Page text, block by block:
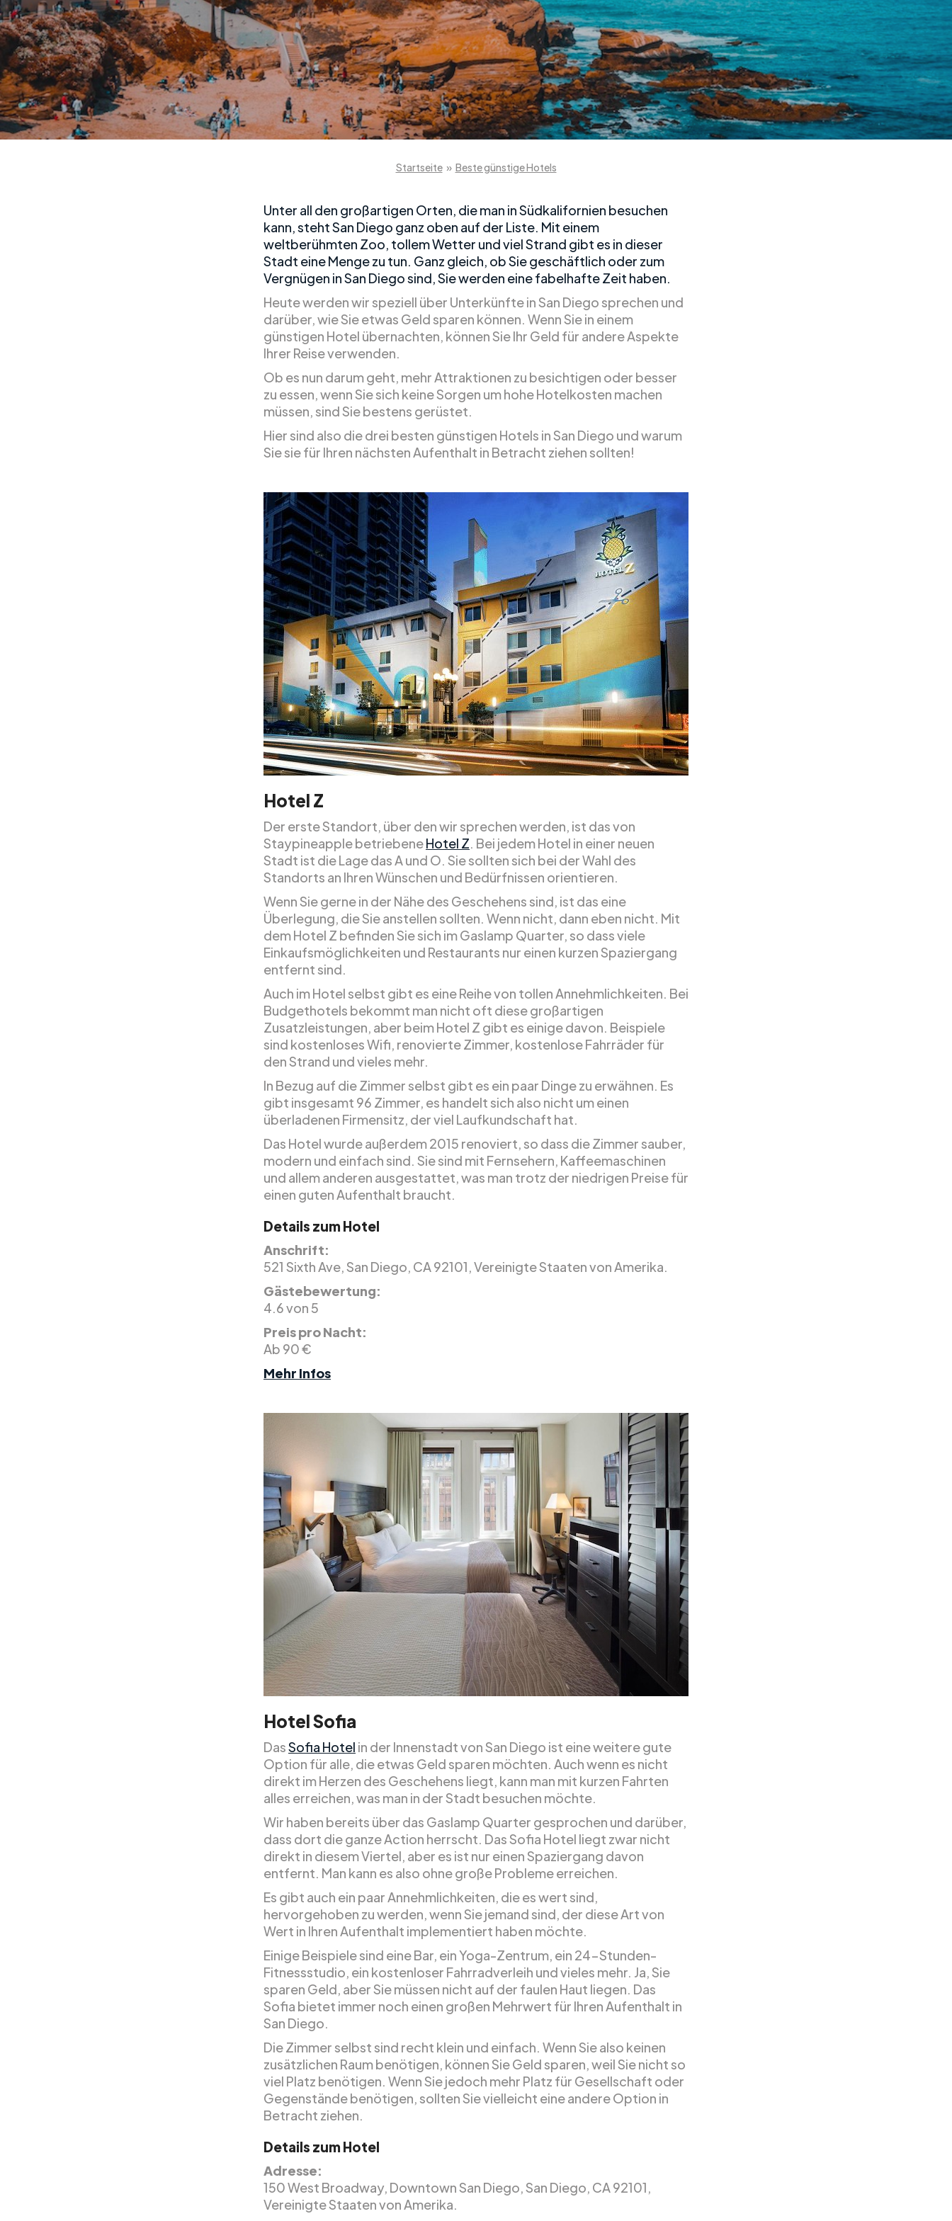
Startseite » Beste günstige Hotels
Unter all den großartigen Orten, die man in Südkalifornien besuchen
kann, steht San Diego ganz oben auf der Liste. Mit einem
weltberühmten Zoo, tollem Wetter und viel Strand gibt es in dieser
Stadt eine Menge zu tun. Ganz gleich, ob Sie geschäftlich oder zum
Vergnügen in San Diego sind, Sie werden eine fabelhafte Zeit haben.
Heute werden wir speziell über Unterkünfte in San Diego sprechen und
darüber, wie Sie etwas Geld sparen können. Wenn Sie in einem
günstigen Hotel übernachten, können Sie Ihr Geld für andere Aspekte
Ihrer Reise verwenden.
Ob es nun darum geht, mehr Attraktionen zu besichtigen oder besser
zu essen, wenn Sie sich keine Sorgen um hohe Hotelkosten machen
müssen, sind Sie bestens gerüstet.
Hier sind also die drei besten günstigen Hotels in San Diego und warum
Sie sie für Ihren nächsten Aufenthalt in Betracht ziehen sollten!
Hotel Z
Der erste Standort, über den wir sprechen werden, ist das von
Staypineapple betriebeneHotel Z. Bei jedem Hotel in einer neuen
Stadt ist die Lage das A und O. Sie sollten sich bei der Wahl des
Standorts an Ihren Wünschen und Bedürfnissen orientieren.
Wenn Sie gerne in der Nähe des Geschehens sind, ist das eine
Überlegung, die Sie anstellen sollten. Wenn nicht, dann eben nicht. Mit
dem Hotel Z befinden Sie sich im Gaslamp Quarter, so dass viele
Einkaufsmöglichkeiten und Restaurants nur einen kurzen Spaziergang
entfernt sind.
Auch im Hotel selbst gibt es eine Reihe von tollen Annehmlichkeiten. Bei
Budgethotels bekommt man nicht oft diese großartigen
Zusatzleistungen, aber beim Hotel Z gibt es einige davon. Beispiele
sind kostenloses Wifi, renovierte Zimmer, kostenlose Fahrräder für
den Strand und vieles mehr.
In Bezug auf die Zimmer selbst gibt es ein paar Dinge zu erwähnen. Es
gibt insgesamt 96 Zimmer, es handelt sich also nicht um einen
überladenen Firmensitz, der viel Laufkundschaft hat.
Das Hotel wurde außerdem 2015 renoviert, so dass die Zimmer sauber,
modern und einfach sind. Sie sind mit Fernsehern, Kaffeemaschinen
und allem anderen ausgestattet, was man trotz der niedrigen Preise für
einen guten Aufenthalt braucht.
Details zum Hotel
Anschrift:
521 Sixth Ave, San Diego, CA 92101, Vereinigte Staaten von Amerika.
Gästebewertung:
4.6 von 5
Preis pro Nacht:
Ab 90 €
Mehr Infos
Hotel Sofia
DasSofia Hotel in der Innenstadt von San Diego ist eine weitere gute
Option für alle, die etwas Geld sparen möchten. Auch wenn es nicht
direkt im Herzen des Geschehens liegt, kann man mit kurzen Fahrten
alles erreichen, was man in der Stadt besuchen möchte.
Wir haben bereits über das Gaslamp Quarter gesprochen und darüber,
dass dort die ganze Action herrscht. Das Sofia Hotel liegt zwar nicht
direkt in diesem Viertel, aber es ist nur einen Spaziergang davon
entfernt. Man kann es also ohne große Probleme erreichen.
Es gibt auch ein paar Annehmlichkeiten, die es wert sind,
hervorgehoben zu werden, wenn Sie jemand sind, der diese Art von
Wert in Ihren Aufenthalt implementiert haben möchte.
Einige Beispiele sind eine Bar, ein Yoga-Zentrum, ein 24-Stunden-
Fitnessstudio, ein kostenloser Fahrradverleih und vieles mehr. Ja, Sie
sparen Geld, aber Sie müssen nicht auf der faulen Haut liegen. Das
Sofia bietet immer noch einen großen Mehrwert für Ihren Aufenthalt in
San Diego.
Die Zimmer selbst sind recht klein und einfach. Wenn Sie also keinen
zusätzlichen Raum benötigen, können Sie Geld sparen, weil Sie nicht so
viel Platz benötigen. Wenn Sie jedoch mehr Platz für Gesellschaft oder
Gegenstände benötigen, sollten Sie vielleicht eine andere Option in
Betracht ziehen.
Details zum Hotel
Adresse:
150 West Broadway, Downtown San Diego, San Diego, CA 92101,
Vereinigte Staaten von Amerika.